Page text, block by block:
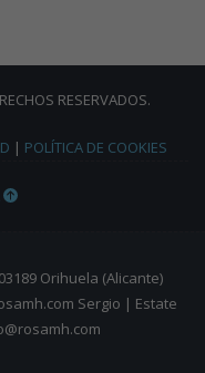
RESERVADOS.
| POLÍTICA DE COOKIES
Orihuela (Alicante)
Sergio | Estate